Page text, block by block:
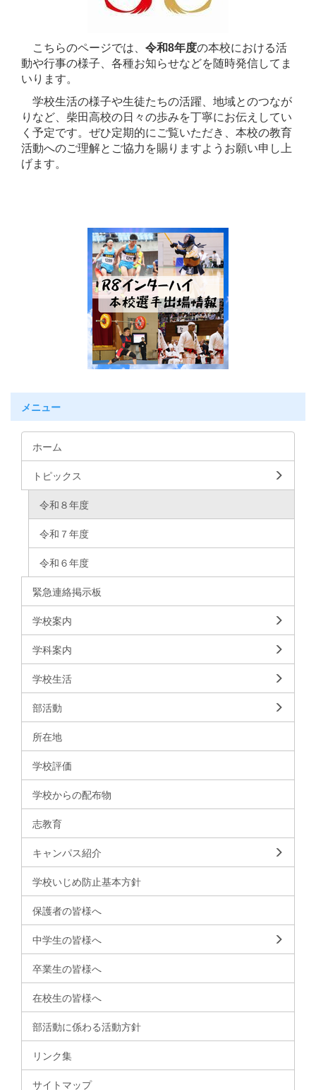
こちらのページでは、 令和8年度の本校における活
動や行事の様子、各種お知らせなどを随時発信してま
いります。
学校生活の様子や生徒たちの活躍、地域とのつなが
りなど、柴田高校の日々の歩みを丁寧にお伝えしてい
く予定です。ぜひ定期的にご覧いただき、本校の教育
活動へのご理解とご協力を賜りますようお願い申し上
げます。
メニュー
ホーム
トピックス
令和８年度
令和７年度
令和６年度
緊急連絡掲示板
学校案内
学科案内
学校生活
部活動
所在地
学校評価
学校からの配布物
志教育
キャンパス紹介
学校いじめ防止基本方針
保護者の皆様へ
中学生の皆様へ
卒業生の皆様へ
在校生の皆様へ
部活動に係わる活動方針
リンク集
サイトマップ